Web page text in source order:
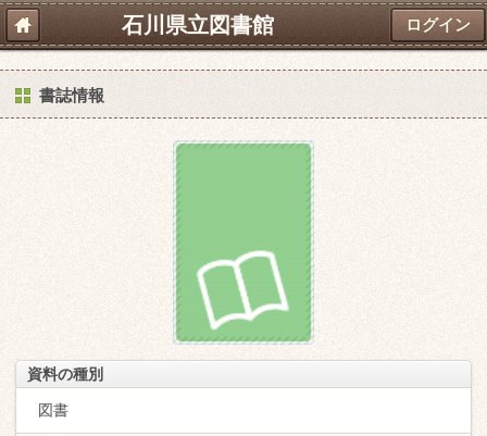
石川県立図書館 ログイン
書誌情報
資料の種別
図書